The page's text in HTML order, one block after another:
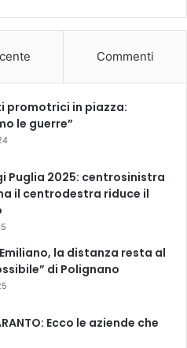
Commenti
promotrici in piazza:
le guerre”
Puglia 2025: centrosinistra
il centrodestra riduce il
la distanza resta al
di Polignano
Ecco le aziende che